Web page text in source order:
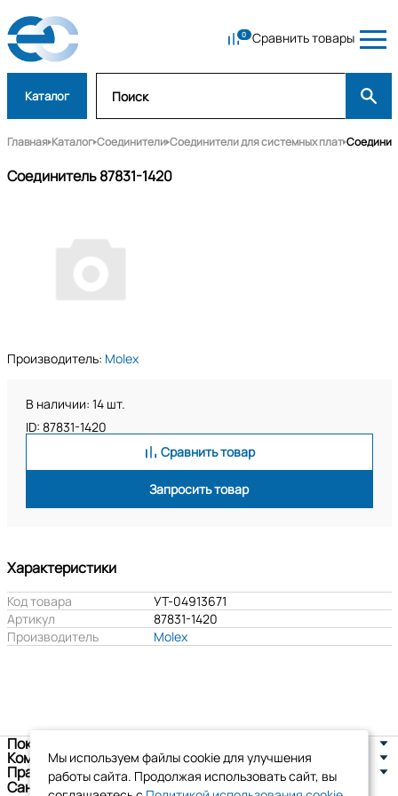
Сравнить товары
Каталог
Главная Каталог Соединители Соединители для системных плат
Соединитель 87831-1420
Производитель: Molex
В наличии: 14 шт.
ID: 87831-1420
Сравнить товар
Запросить товар
Характеристики
Код товара
УТ-04913671
Артикул
87831-1420
Производитель
Molex
Покупателям
Компания
Правовая информация
Санкт-Петербург, ул. Новоселов д. 8
Мы используем файлы cookie для улучшения
работы сайта. Продолжая использовать сайт, вы